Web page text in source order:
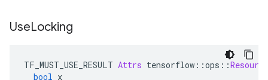
UseLocking
TF_MUST_USE_RESULT Attrs tensorflow ::ops ::
bool x